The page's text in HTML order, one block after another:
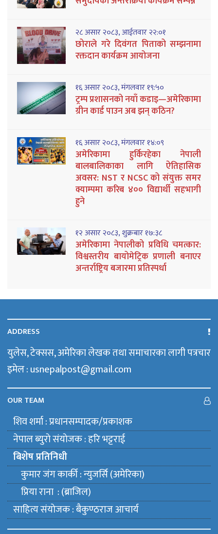
२८ असार २०८३, आईतवार २२:०१
छोराले गरे दिवंगत पिताको सम्झनामा
रक्तदान कार्यक्रम आयोजना
१६ असार २०८३, मंगलवार १९:५०
ट्रम्प प्रशासनको नयाँ कडाइ—अमेरिकामा
ग्रीन कार्ड पाउन अब झन् कठिन?
१६ असार २०८३, मंगलवार १४:०९
अमेरिकामा हुर्किरहेका नेपाली
बालबालिकाका लागि ऐतिहासिक
अवसर: NST र NCSC को संयुक्त समर
क्याम्पमा करिब ४०० विद्यार्थी सहभागी
हुने
१२ असार २०८३, शुक्रबार १७:३८
अमेरिकामा नेपालीको प्रविधि चमत्कार:
विश्वस्तरीय बायोमेट्रिक प्रणाली बनाएर
अन्तर्राष्ट्रिय बजारमा प्रतिस्पर्धा
ADDRESS
युलेस, टेक्सस, अमेरिका लेखक तथा समाचारका लागी पत्रचार
इमेल : usnepalpost@gmail.com
OUR TEAM
शिव शर्मा : प्रधानसम्पादक/प्रकाशक
नेपाल ब्युराे संयाेजक : हरि भट्टराई
बिशेष प्रतिनिधी
कुमार जंग कार्की : न्युजर्सि (अमेरिका)
प्रिया राना : (ब्राजिल)
साहित्य संयाेजक : बैकुण्ठराज आचार्य